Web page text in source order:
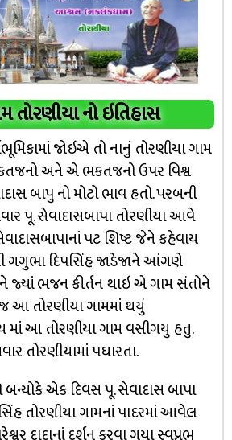
તોરણીયા નો ઇતિહાસ
જોઇએ તો નાનું તોરણીયા ગામ
અને એ ભકતજનો ઉપર વ‍િશ્વ
બાપુ નો મોટો ભાવ હતો. પરબની
પૂ. સેવાદાસબાપા તોરણીયા આવે
પટ શ‍િષ્ટ જેને કહેવાય
ગગુભા દ‍િપસ‍િંહ જાડેજાને આંગણે
જ્યાં ભજન કીર્તન થાઇ એ ગામ સંતોને
આ તોરણીયા ગામમાં થયું
માં આ તોરણીયા ગામ વસીગયુ હતુ.
તોરણીયામાં પઘારતા.
એક દ‍િવસ પૂ. સેવાદાસ બાપા
તોરણીયા ગામનાં પાદરમાં આવેલ